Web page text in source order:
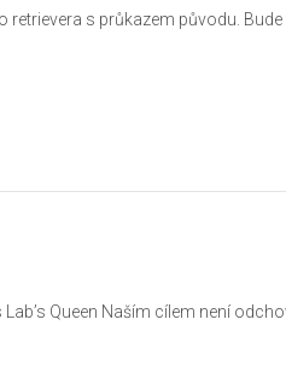
s průkazem původu. Bude
Queen Naším cílem není